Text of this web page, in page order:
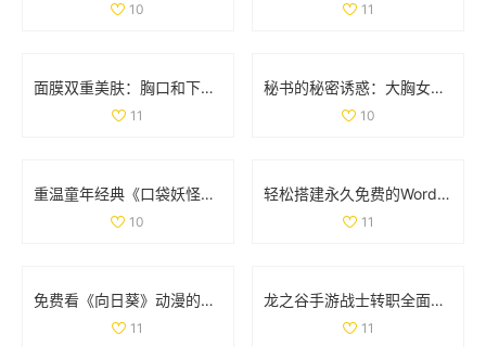
10 11
面膜双重美肤：胸口和下部位养护揭秘动图展示
11
秘书的秘密诱惑：大胸女性间的亲密互动与相互渴望
10
重温童年经典《口袋妖怪强进化2.5》，再续佩奇冒险之旅！
10
轻松搭建永久免费的WordPress网站全攻略与实用技巧
11
免费看《向日葵》动漫的最佳途径和资源分享
11
龙之谷手游战士转职全面解析与职业强度对比
11